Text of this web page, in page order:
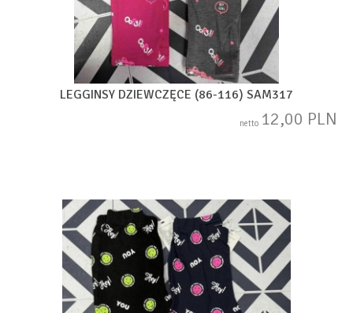
LEGGINSY DZIEWCZĘCE (86-116) SAM317
netto 12,00 PLN